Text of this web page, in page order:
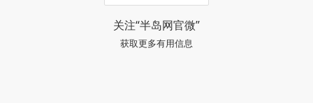
关注“半岛网官微”
获取更多有用信息